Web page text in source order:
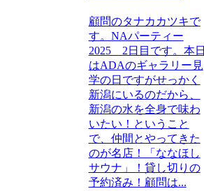
顧問のタナカカツキで
す。NAパーティー
2025 2日目です。本日
はADAのギャラリー見
学の日ですがせっかく
新潟にいるのだから、
新潟の水を全身で味わ
いたい！ということ
で、仲間とやってきた
のが名店！「ななほし
サウナ」！貸し切りの
予約済み！顧問は...